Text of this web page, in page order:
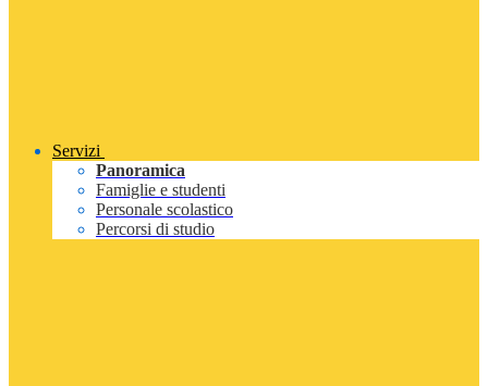
Servizi
Panoramica
Famiglie e studenti
Personale scolastico
Percorsi di studio